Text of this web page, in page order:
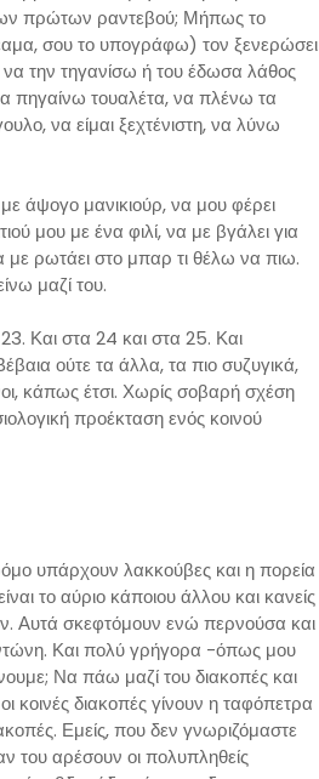
πρώτων ραντεβού; Μήπως το
σου το υπογράφω) τον ξενερώσει
να την τηγανίσω ή του έδωσα λάθος
πηγαίνω τουαλέτα, να πλένω τα
να είμαι ξεχτένιστη, να λύνω
άψογο μανικιούρ, να μου φέρει
μου με ένα φιλί, να με βγάλει για
με ρωτάει στο μπαρ τι θέλω να πιω.
μαζί του.
Και στα 24 και στα 25. Και
ούτε τα άλλα, τα πιο συζυγικά,
κάπως έτσι. Χωρίς σοβαρή σχέση
προέκταση ενός κοινού
υπάρχουν λακκούβες και η πορεία
το αύριο κάποιου άλλου και κανείς
Αυτά σκεφτόμουν ενώ περνούσα και
Και πολύ γρήγορα -όπως μου
Να πάω μαζί του διακοπές και
διακοπές γίνουν η ταφόπετρα
Εμείς, που δεν γνωριζόμαστε
του αρέσουν οι πολυπληθείς